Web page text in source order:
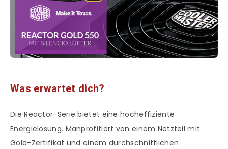
Was erwartet dich?
Die Reactor-Serie bietet eine hocheffiziente
Energielösung. Manprofitiert von einem Netzteil mit
Gold-Zertifikat und einem durchschnittlichen